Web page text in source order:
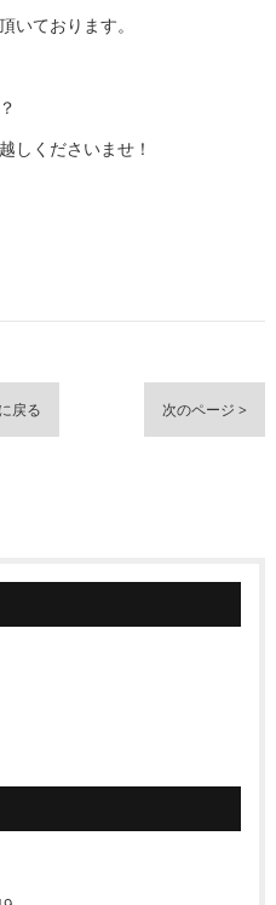
いております。
しくださいませ！
戻る 次のページ >